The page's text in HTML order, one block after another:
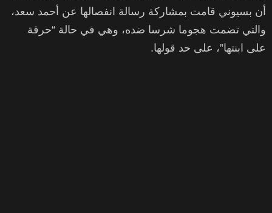
أن بسيوني قامت بمشاركة رسالة انفصالها عن أحمد سعد،
والتي تضمت هجوما شرسا ضده، وهي في حالة “حرقة
على ابنتها”، على حد قولها.